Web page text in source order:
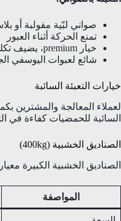
صواني لبّية مقولبة أو
تمنع الحركة أثناء العبور
خيار premium، يضيف تكلفة
شائع لعبوات اليوسفي
خيارات التعبئة السائبة
لعملاء المعالجة والمشترين
السائبة للحمضيات كفاءة في
الصناديق الخشبية (400kg)
الصناديق الخشبية الكبيرة
المواصفة